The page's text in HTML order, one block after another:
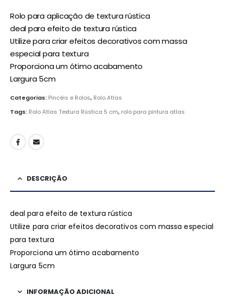
Rolo para aplicação de textura rústica
deal para efeito de textura rústica
Utilize para criar efeitos decorativos com massa
especial para textura
Proporciona um ótimo acabamento
Largura 5cm
Categorias: Pincéis e Rolos, Rolo Atlas
Tags: Rolo Atlas Textura Rústica 5 cm, rolo para pintura atlas
DESCRIÇÃO
deal para efeito de textura rústica
Utilize para criar efeitos decorativos com massa especial
para textura
Proporciona um ótimo acabamento
Largura 5cm
INFORMAÇÃO ADICIONAL